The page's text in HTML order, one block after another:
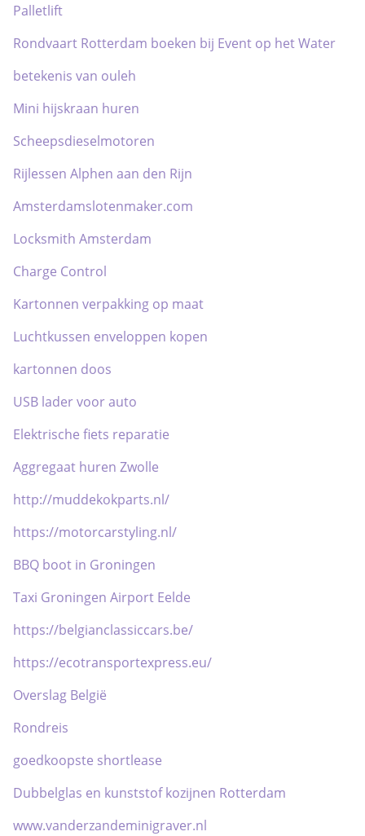
Palletlift
Rondvaart Rotterdam boeken bij Event op het Water
betekenis van ouleh
Mini hijskraan huren
Scheepsdieselmotoren
Rijlessen Alphen aan den Rijn
Amsterdamslotenmaker.com
Locksmith Amsterdam
Charge Control
Kartonnen verpakking op maat
Luchtkussen enveloppen kopen
kartonnen doos
USB lader voor auto
Elektrische fiets reparatie
Aggregaat huren Zwolle
http://muddekokparts.nl/
https://motorcarstyling.nl/
BBQ boot in Groningen
Taxi Groningen Airport Eelde
https://belgianclassiccars.be/
https://ecotransportexpress.eu/
Overslag België
Rondreis
goedkoopste shortlease
Dubbelglas en kunststof kozijnen Rotterdam
www.vanderzandeminigraver.nl